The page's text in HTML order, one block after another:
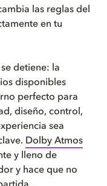
las reglas del
en tu
detiene: la
disponibles
perfecto para
diseño, control,
sea
Dolby Atmos
y lleno de
y hace que no